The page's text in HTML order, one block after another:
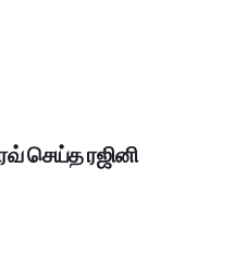
செய்த ரஜினி